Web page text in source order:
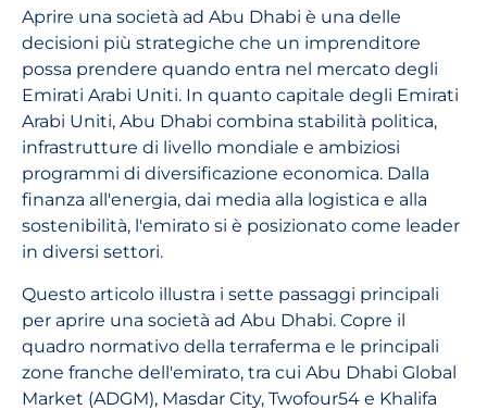
Aprire una società ad Abu Dhabi è una delle
decisioni più strategiche che un imprenditore
possa prendere quando entra nel mercato degli
Emirati Arabi Uniti. In quanto capitale degli Emirati
Arabi Uniti, Abu Dhabi combina stabilità politica,
infrastrutture di livello mondiale e ambiziosi
programmi di diversificazione economica. Dalla
finanza all'energia, dai media alla logistica e alla
sostenibilità, l'emirato si è posizionato come leader
in diversi settori.
Questo articolo illustra i sette passaggi principali
per aprire una società ad Abu Dhabi. Copre il
quadro normativo della terraferma e le principali
zone franche dell'emirato, tra cui Abu Dhabi Global
Market (ADGM), Masdar City, Twofour54 e Khalifa